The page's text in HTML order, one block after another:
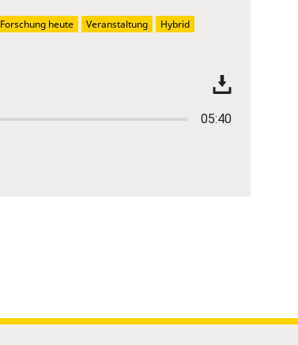
05:40
Forschung heute Veranstaltung Hybrid